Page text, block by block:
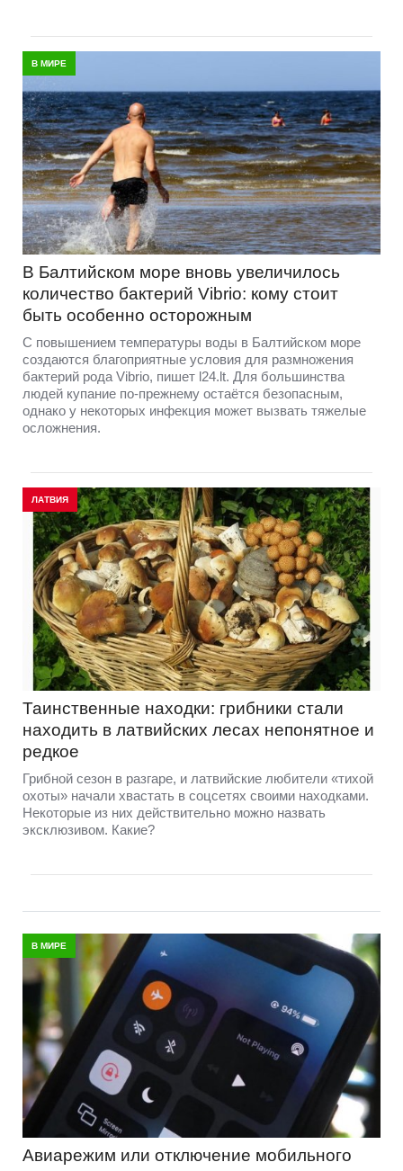
В МИРЕ
В Балтийском море вновь увеличилось
количество бактерий Vibrio: кому стоит
быть особенно осторожным
С повышением температуры воды в Балтийском море
создаются благоприятные условия для размножения
бактерий рода Vibrio, пишет l24.lt. Для большинства
людей купание по-прежнему остаётся безопасным,
однако у некоторых инфекция может вызвать тяжелые
осложнения.
ЛАТВИЯ
Таинственные находки: грибники стали
находить в латвийских лесах непонятное и
редкое
Грибной сезон в разгаре, и латвийские любители «тихой
охоты» начали хвастать в соцсетях своими находками.
Некоторые из них действительно можно назвать
эксклюзивом. Какие?
В МИРЕ
Авиарежим или отключение мобильного